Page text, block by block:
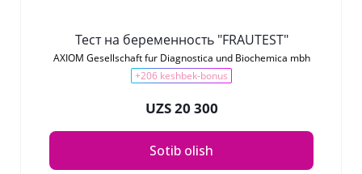
Тест на беременность "FRAUTEST"
AXIOM Gesellschaft fur Diagnostica und Biochemica mbh
+206 keshbek-bonus
UZS 20 300
Sotib olish